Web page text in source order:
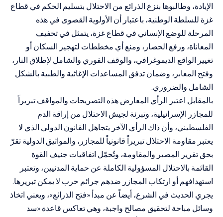
الإبادة، وطالبوها بنزع الذرائع من الاحتلال بتسليم الحكم في قطاع
غزة للسلطة الوطنية، باعتبار أن الأولوية القصوى في هذه
المرحلة للوضع الإنساني في قطاع غزة، يتمثل في تخفيف
المعاناة، ورفع الحصار، ومنع أي مخططات لتهجير السكان أو
تغيير الواقع الديموغرافي، والوقف الفوري والشامل لإطلاق النار،
وفتح المعابر، وضمان تدفق المساعدات الإغاثية والطبية بالشكل
الشامل والضروري.
بالمقابل اعتبر الرأي المعارض هذه التصريحات والمواقف تبريراً
للمجازر الإسرائيلية، وتبرئة لجيش الاحتلال من إراقة الدم
الفلسطيني، وأن ذاك الرأي الآخر يتجاهل القانون الدولي الذي لا
يعتبر مقاومة الاحتلال تبريراً قانونياً للمجازر، والمواثيق الدولية تقرّ
بحق تقرير المصير والمقاومة، وتُحمّل اتفاقيات جنيف القوة
القائمة بالاحتلال المسؤولية الكاملة عن حماية المدنيين، وتعتبر
استهدافهم أو ارتكاب المجازر ضدهم جرائم حرب لا يمكن تبريرها.
يجري الحديث في الشرع، أيضاً عن مبدأ «فتح الذرائع»، ويعني اتخاذ
وسائل مباحة لتحقيق مصالح واجبة، وهي تعاكس قاعدة «سد